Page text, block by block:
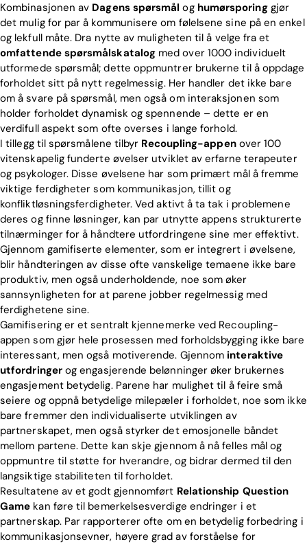
Kombinasjonen av Dagens spørsmål og humørsporinggjør
det mulig for par å kommunisere om følelsene sine på en enkel
og lekfull måte. Dra nytte av muligheten til å velge fra et
omfattende spørsmålskatalog med over 1000 individuelt
utformede spørsmål; dette oppmuntrer brukerne til å oppdage
forholdet sitt på nytt regelmessig. Her handler det ikke bare
om å svare på spørsmål, men også om interaksjonen som
holder forholdet dynamisk og spennende – dette er en
verdifull aspekt som ofte overses i lange forhold.
I tillegg til spørsmålene tilbyr Recoupling-appenover 100
vitenskapelig funderte øvelser utviklet av erfarne terapeuter
og psykologer. Disse øvelsene har som primært mål å fremme
viktige ferdigheter som kommunikasjon, tillit og
konfliktløsningsferdigheter. Ved aktivt å ta tak i problemene
deres og finne løsninger, kan par utnytte appens strukturerte
tilnærminger for å håndtere utfordringene sine mer effektivt.
Gjennom gamifiserte elementer, som er integrert i øvelsene,
blir håndteringen av disse ofte vanskelige temaene ikke bare
produktiv, men også underholdende, noe som øker
sannsynligheten for at parene jobber regelmessig med
ferdighetene sine.
Gamifisering er et sentralt kjennemerke ved Recoupling-
appen som gjør hele prosessen med forholdsbygging ikke bare
interessant, men også motiverende. Gjennominteraktive
utfordringerog engasjerende belønninger øker brukernes
engasjement betydelig. Parene har mulighet til å feire små
seiere og oppnå betydelige milepæler i forholdet, noe som ikke
bare fremmer den individualiserte utviklingen av
partnerskapet, men også styrker det emosjonelle båndet
mellom partene. Dette kan skje gjennom å nå felles mål og
oppmuntre til støtte for hverandre, og bidrar dermed til den
langsiktige stabiliteten til forholdet.
Resultatene av et godt gjennomført Relationship Question
Game kan føre til bemerkelsesverdige endringer i et
partnerskap. Par rapporterer ofte om en betydelig forbedring i
kommunikasjonsevner, høyere grad av forståelse for